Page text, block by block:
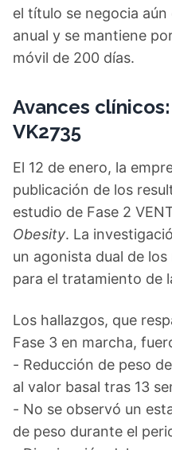
el título se negocia
anual y se mantiene
móvil de 200 días.
Avances
VK2735
El 12 de enero, la
publicación de los
estudio de Fase 2
Obesity. La
un agonista dual de los
para el tratamiento de
Los hallazgos, que
Fase 3 en marcha,
- Reducción de peso
al valor basal tras 13
- No se observó un
de peso durante el